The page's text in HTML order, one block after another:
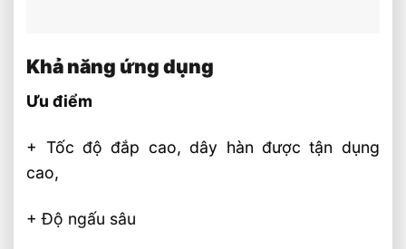
Khả năng ứng dụng
Ưu điểm
+ Tốc độ đắp cao, dây hàn được tận dụng
cao,
+ Độ ngấu sâu